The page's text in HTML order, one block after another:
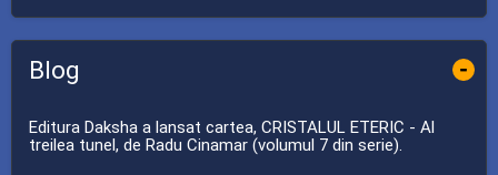
Blog -
Editura Daksha a lansat cartea, CRISTALUL ETERIC - Al
treilea tunel, de Radu Cinamar (volumul 7 din serie).